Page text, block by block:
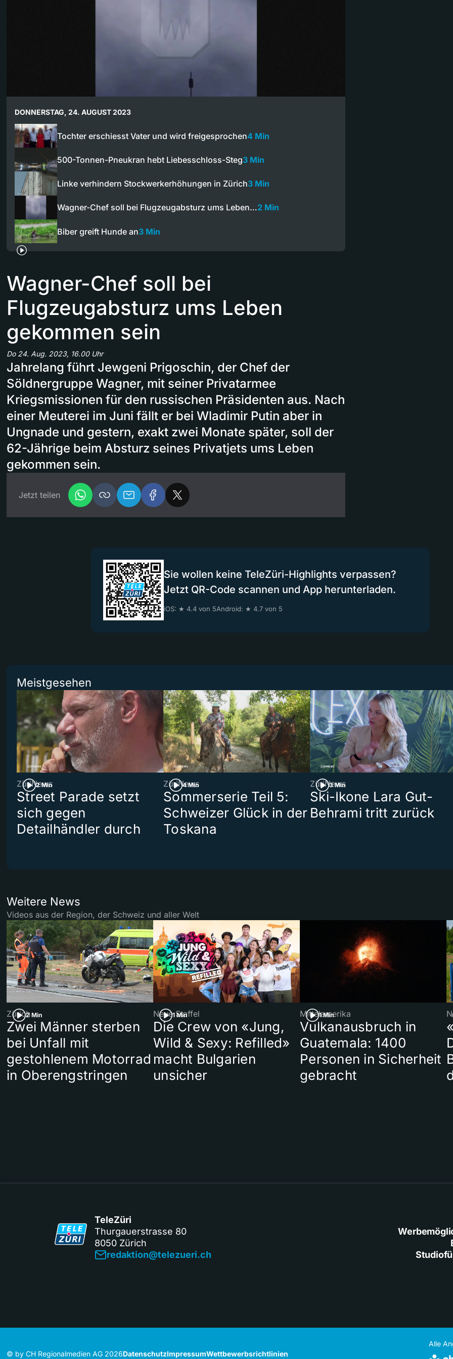
DONNERSTAG, 24. AUGUST 2023
Tochter erschiesst Vater und wird freigesprochen4 Min
500-Tonnen-Pneukran hebt Liebesschloss-Steg3 Min
Linke verhindern Stockwerkerhöhungen in Zürich3 Min
Wagner-Chef soll bei Flugzeugabsturz ums Leben…2 Min
Biber greift Hunde an3 Min
Wagner-Chef soll bei
Flugzeugabsturz ums Leben
gekommen sein
Do 24. Aug. 2023, 16.00 Uhr
Jahrelang führt Jewgeni Prigoschin, der Chef der
Söldnergruppe Wagner, mit seiner Privatarmee
Kriegsmissionen für den russischen Präsidenten aus. Nach
einer Meuterei im Juni fällt er bei Wladimir Putin aber in
Ungnade und gestern, exakt zwei Monate später, soll der
62-Jährige beim Absturz seines Privatjets ums Leben
gekommen sein.
Jetzt teilen
Sie wollen keine TeleZüri-Highlights verpassen?
Jetzt QR-Code scannen und App herunterladen.
iOS: ★ 4.4 von 5Android: ★ 4.7 von 5
Meistgesehen
2 Min
ZüriNews
Street Parade setzt
sich gegen
Detailhändler durch
4 Min
ZüriNews
Sommerserie Teil 5:
Schweizer Glück in der
Toskana
3 Min
ZüriNews
Ski-Ikone Lara Gut-
Behrami tritt zurück
Weitere News
Videos aus der Region, der Schweiz und aller Welt
2 Min
Zürich
Zwei Männer sterben
bei Unfall mit
gestohlenem Motorrad
in Oberengstringen
1 Min
Neue Staffel
Die Crew von «Jung,
Wild & Sexy: Refilled»
macht Bulgarien
unsicher
1 Min
Mittelamerika
Vulkanausbruch in
Guatemala: 1400
Personen in Sicherheit
gebracht
TeleZüri
Thurgauerstrasse 80
8050 Zürich
redaktion@telezueri.ch
© by CH Regionalmedien AG 2026DatenschutzImpressumWettbewerbsrichtlinien
Alle